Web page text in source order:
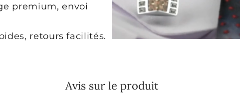
premium, envoi
retours facilités.
Avis sur le produit